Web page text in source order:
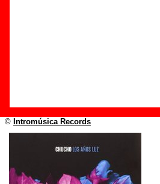
© Intromúsica Records